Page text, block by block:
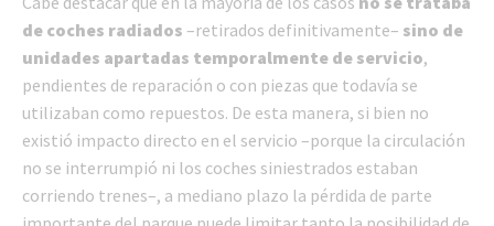
de coches radiados –retirados definitivamente– sino de
unidades apartadas temporalmente de servicio,
pendientes de reparación o con piezas que todavía se
utilizaban como repuestos. De esta manera, si bien no
existió impacto directo en el servicio –porque la circulación
no se interrumpió ni los coches siniestrados estaban
corriendo trenes–, a mediano plazo la pérdida de parte